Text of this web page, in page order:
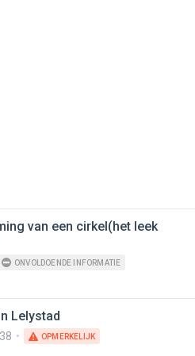
van een cirkel(het leek
ONVOLDOENDE INFORMATIE
Lelystad
OPMERKELIJK